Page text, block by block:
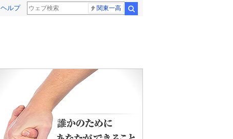
ヘルプ 関東一高